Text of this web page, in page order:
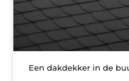
Een dakdekker in de